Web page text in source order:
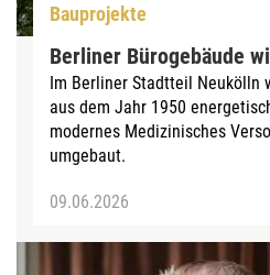
Bauprojekte
Berliner Bürogebäude
Im Berliner Stadtteil Neukölln
aus dem Jahr 1950
modernes Medizinisches
umgebaut.
09.06.2026